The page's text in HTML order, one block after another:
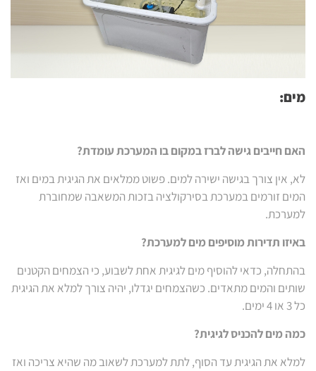
מים:
האם חייבים גישה לברז במקום בו המערכת עומדת?
לא, אין צורך בגישה ישירה למים. פשוט ממלאים את הגיגית במים ואז
המים זורמים במערכת בסירקולציה בזכות המשאבה שמחוברת
למערכת.
באיזו תדירות מוסיפים מים למערכת?
בהתחלה, כדאי להוסיף מים לגיגית אחת לשבוע, כי הצמחים הקטנים
שותים והמים מתאדים. כשהצמחים יגדלו, יהיה צורך למלא את הגיגית
כל 3 או 4 ימים.
כמה מים להכניס לגיגית?
למלא את הגיגית עד הסוף, לתת למערכת לשאוב מה שהיא צריכה ואז